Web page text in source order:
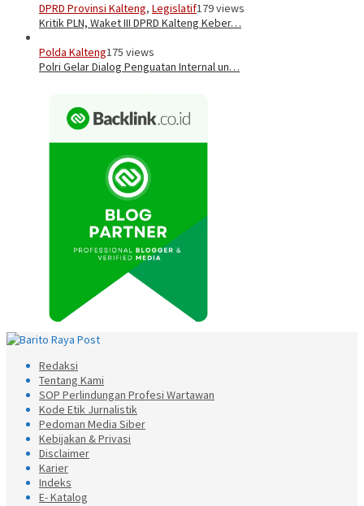
DPRD Provinsi Kalteng, Legislatif179 views
Kritik PLN, Waket III DPRD Kalteng Keber…
Polda Kalteng175 views
Polri Gelar Dialog Penguatan Internal un…
Redaksi
Tentang Kami
SOP Perlindungan Profesi Wartawan
Kode Etik Jurnalistik
Pedoman Media Siber
Kebijakan & Privasi
Disclaimer
Karier
Indeks
E- Katalog